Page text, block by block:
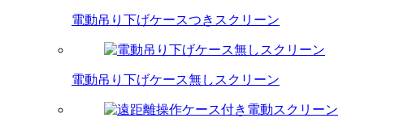
電動吊り下げケースつきスクリーン
電動吊り下げケース無しスクリーン